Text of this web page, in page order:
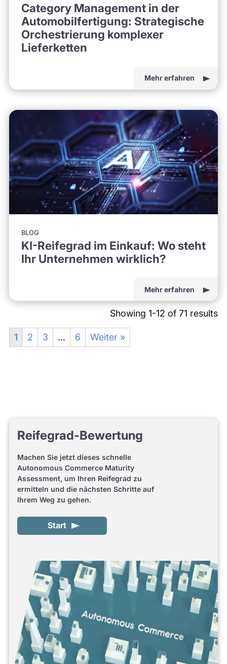
Category Management in der
Automobilfertigung: Strategische
Orchestrierung komplexer
Lieferketten
Mehr erfahren
BLOG
KI-Reifegrad im Einkauf: Wo steht
Ihr Unternehmen wirklich?
Mehr erfahren
Showing 1-12 of 71 results
1 2 3 … 6 Weiter »
Reifegrad-Bewertung
Machen Sie jetzt dieses schnelle
Autonomous Commerce Maturity
Assessment, um Ihren Reifegrad zu
ermitteln und die nächsten Schritte auf
Ihrem Weg zu gehen.
Start